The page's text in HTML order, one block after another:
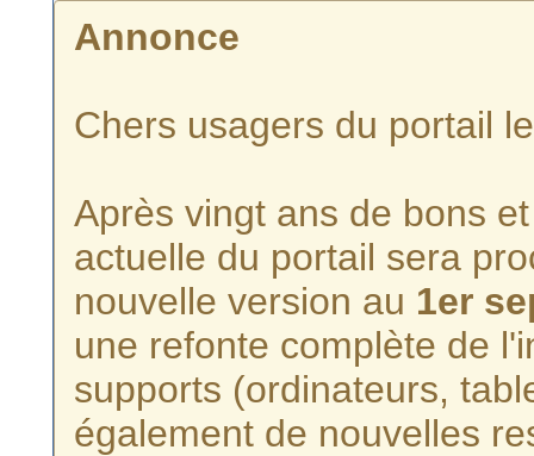
Annonce
Chers usagers du portail
Après vingt ans de bons
actuelle du portail sera
nouvelle version au 1er
une refonte complète de
supports (ordinateurs,
également de nouvelles